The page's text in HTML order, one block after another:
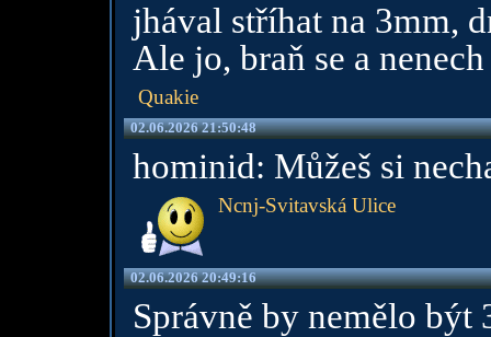
jhával stříhat na 3mm,
Ale jo, braň se a
Quakie
02.06.2026 21:50:48
hominid: Můžeš si
Ncnj-Svitavská Ulice
02.06.2026 20:49:16
Správně by nemělo být